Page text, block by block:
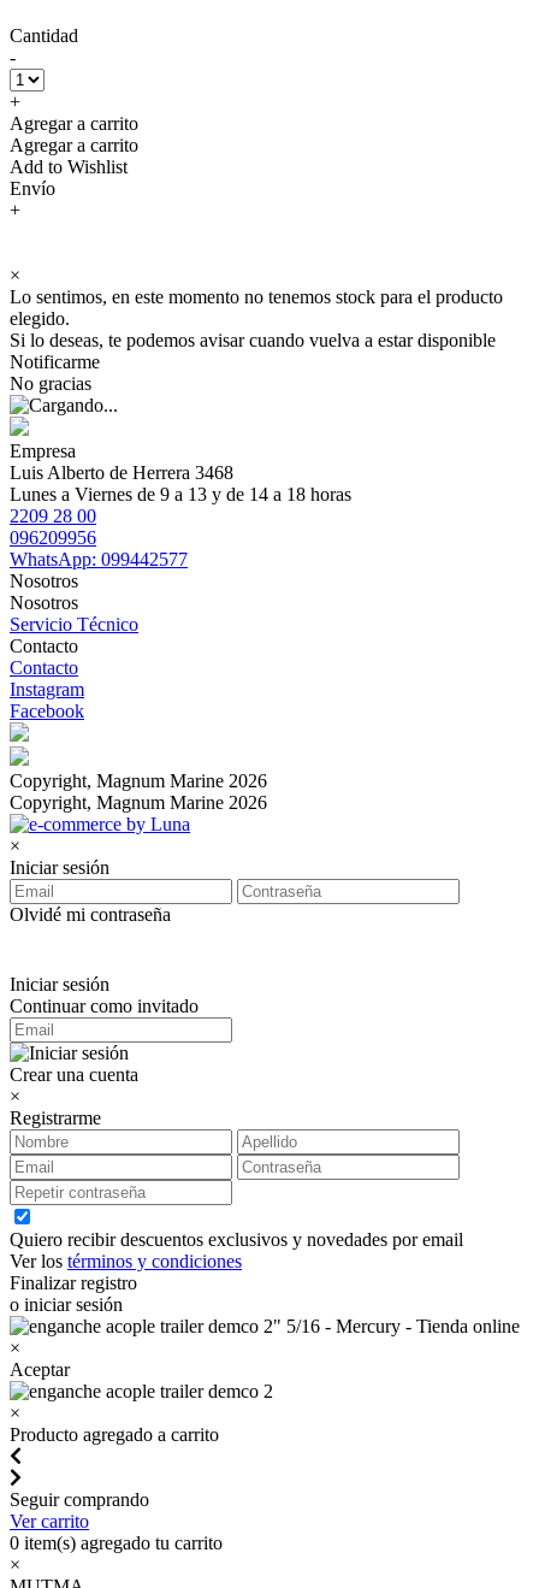
Cantidad
-
+
Agregar a carrito
Agregar a carrito
Add to Wishlist
Envío
+
×
Lo sentimos, en este momento no tenemos stock para el producto
elegido.
Si lo deseas, te podemos avisar cuando vuelva a estar disponible
Notificarme
No gracias
Empresa
Luis Alberto de Herrera 3468
Lunes a Viernes de 9 a 13 y de 14 a 18 horas
2209 28 00
096209956
WhatsApp: 099442577
Nosotros
Nosotros
Servicio Técnico
Contacto
Contacto
Instagram
Facebook
Copyright, Magnum Marine 2026
Copyright, Magnum Marine 2026
×
Iniciar sesión
Olvidé mi contraseña
Iniciar sesión
Continuar como invitado
Crear una cuenta
×
Registrarme
Quiero recibir descuentos exclusivos y novedades por email
Ver los términos y condiciones
Finalizar registro
o iniciar sesión
×
Aceptar
×
Producto agregado a carrito
Seguir comprando
Ver carrito
0 item(s) agregado tu carrito
×